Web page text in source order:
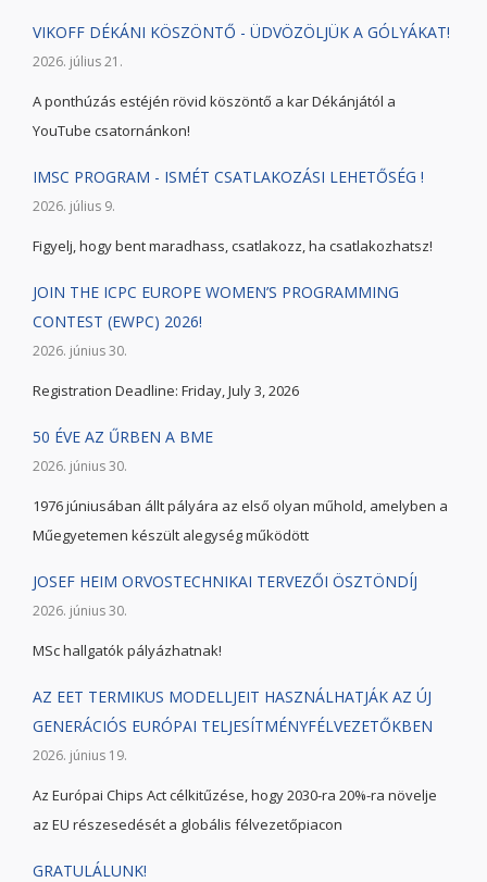
VIKOFF DÉKÁNI KÖSZÖNTŐ - ÜDVÖZÖLJÜK A GÓLYÁKAT!
2026. július 21.
A ponthúzás estéjén rövid köszöntő a kar Dékánjától a
YouTube csatornánkon!
IMSC PROGRAM - ISMÉT CSATLAKOZÁSI LEHETŐSÉG !
2026. július 9.
Figyelj, hogy bent maradhass, csatlakozz, ha csatlakozhatsz!
JOIN THE ICPC EUROPE WOMEN’S PROGRAMMING
CONTEST (EWPC) 2026!
2026. június 30.
Registration Deadline: Friday, July 3, 2026
50 ÉVE AZ ŰRBEN A BME
2026. június 30.
1976 júniusában állt pályára az első olyan műhold, amelyben a
Műegyetemen készült alegység működött
JOSEF HEIM ORVOSTECHNIKAI TERVEZŐI ÖSZTÖNDÍJ
2026. június 30.
MSc hallgatók pályázhatnak!
AZ EET TERMIKUS MODELLJEIT HASZNÁLHATJÁK AZ ÚJ
GENERÁCIÓS EURÓPAI TELJESÍTMÉNYFÉLVEZETŐKBEN
2026. június 19.
Az Európai Chips Act célkitűzése, hogy 2030-ra 20%-ra növelje
az EU részesedését a globális félvezetőpiacon
GRATULÁLUNK!